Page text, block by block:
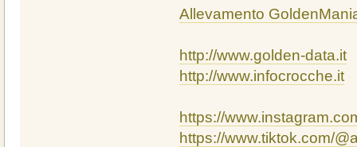
Allevamento
http://www.golden-data.it
http://www.infocrocche.it
https://
https://www.tiktok.com/